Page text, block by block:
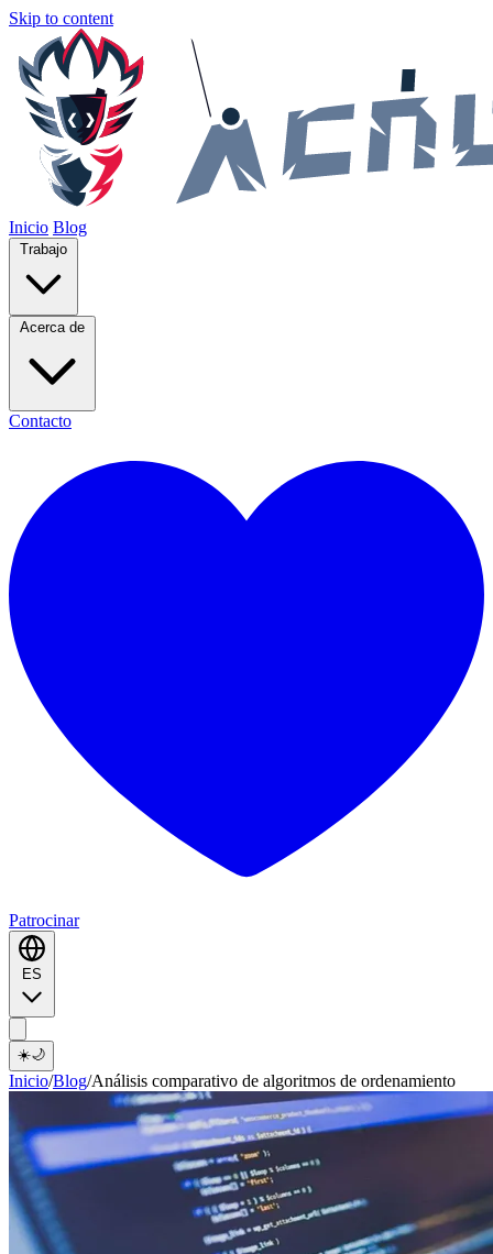
Skip to content
Inicio Blog
Contacto
Patrocinar
☀️🌙
Inicio/Blog/Análisis comparativo de algoritmos de ordenamiento